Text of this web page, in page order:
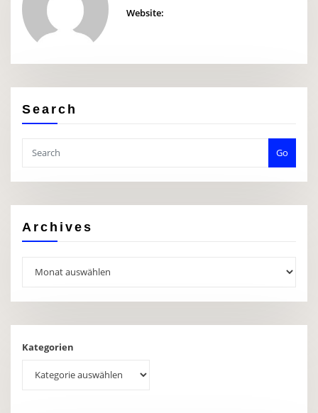
Website:
Search
Go
Archives
Kategorien